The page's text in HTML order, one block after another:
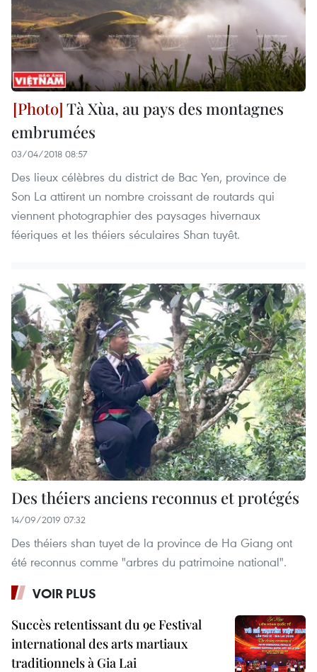
Tà Xùa, au pays des montagnes
embrumées
03/04/2018 08:57
Des lieux célèbres du district de Bac Yen, province de
Son La attirent un nombre croissant de routards qui
viennent photographier des paysages hivernaux
féeriques et les théiers séculaires Shan tuyêt.
Des théiers anciens reconnus et protégés
14/09/2019 07:32
Des théiers shan tuyet de la province de Ha Giang ont
été reconnus comme "arbres du patrimoine national".
VOIR PLUS
Succès retentissant du 9e Festival
international des arts martiaux
traditionnels à Gia Lai